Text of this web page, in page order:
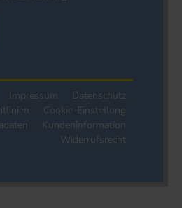
Impressum
Datenschutz
Cookie-Einstellung
Kundeninformation
Widerrufsrecht